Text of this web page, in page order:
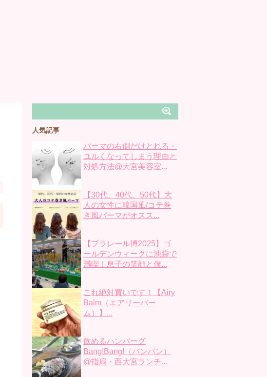
人気記事
パーマの右側だけとれる・
ユルくなってしまう理由と
対処方法@大宮美容室...
【30代、40代、50代】大
人の女性に韓国風/コテ巻
き風パーマがオスス...
【プラレール博2025】ゴ
ールデンウィークに池袋で
満喫！息子の笑顔と僕...
これ絶対買いです！【Airy
Balm（エアリーバー
ム）】...
飲めるハンバーグ
Bang!Bang!（バンバン）
@指扇・西大宮ランチ...